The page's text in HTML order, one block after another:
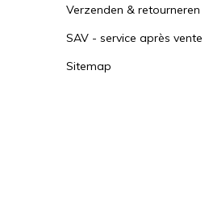
Verzenden & retourneren
SAV - service après vente
Sitemap